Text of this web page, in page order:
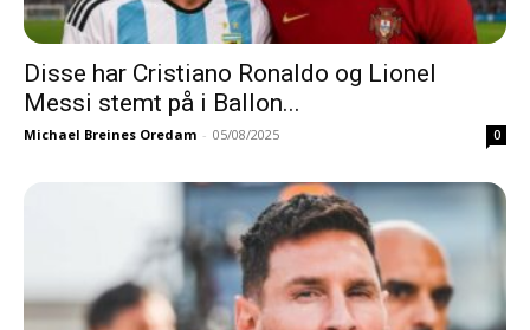
Disse har Cristiano Ronaldo og Lionel
Messi stemt på i Ballon...
Michael Breines Oredam - 05/08/2025 0